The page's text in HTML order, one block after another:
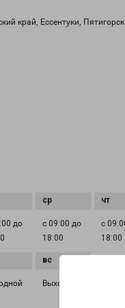
край, Ессентуки,
до
с 09:00 до
18:00
с
18:00
Выходной